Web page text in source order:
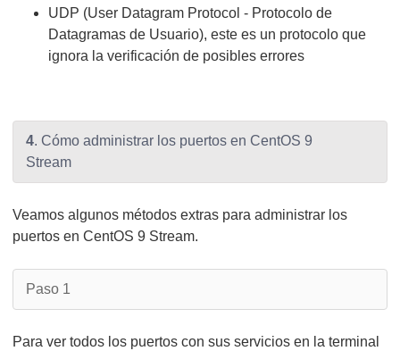
UDP (User Datagram Protocol - Protocolo de
Datagramas de Usuario), este es un protocolo que
ignora la verificación de posibles errores
4. Cómo administrar los puertos en CentOS 9
Stream
Veamos algunos métodos extras para administrar los
puertos en CentOS 9 Stream.
Paso 1
Para ver todos los puertos con sus servicios en la terminal